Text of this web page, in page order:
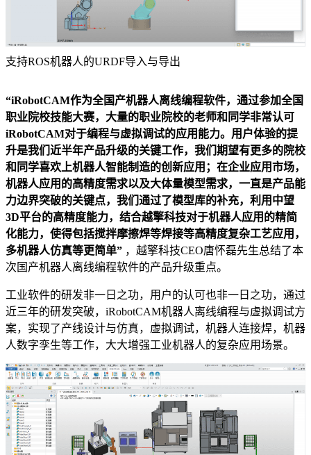
支持ROS机器人的URDF导入与导出
“iRobotCAM作为全国产机器人离线编程软件，通过参加全国
职业院校技能大赛，大量的职业院校的老师和同学非常认可
iRobotCAM对于编程与虚拟调试的应用能力。用户体验的提
升是我们近半年产品升级的关键工作，我们期望有更多的院校
和同学喜欢上机器人智能制造的创新应用；在企业应用市场，
机器人应用的高精度需求以及大体量模型需求，一直是产品能
力边界突破的关键点，我们通过了模型库的补充，利用中望
3D平台的高精度能力，结合越擎科技对于机器人应用的精简
化能力，使得包括搅拌摩擦焊等焊接等高精度复杂工艺应用，
多机器人仿真等更简单” ，越擎科技CEO唐怀磊先生总结了本
次国产机器人离线编程软件的产品升级重点。
工业软件的研发非一日之功，用户的认可也非一日之功，通过
近三年的研发突破，iRobotCAM机器人离线编程与虚拟调试方
案，实现了产线设计与仿真，虚拟调试，机器人连接焊，机器
人数字孪生等工作，大大增强工业机器人的复杂应用场景。